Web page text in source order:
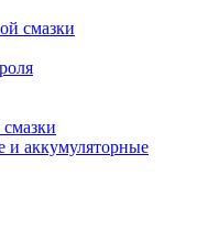
смазки
и аккумуляторные